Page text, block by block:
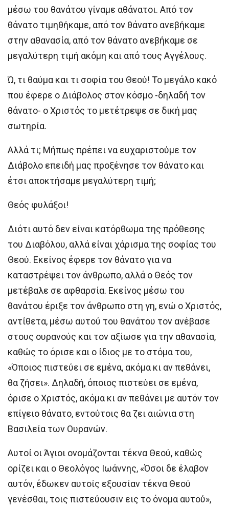
μέσω του θανάτου γίναμε αθάνατοι. Από τον
θάνατο τιμηθήκαμε, από τον θάνατο ανεβήκαμε
στην αθανασία, από τον θάνατο ανεβήκαμε σε
μεγαλύτερη τιμή ακόμη και από τους Αγγέλους.
Ώ, τι θαύμα και τι σοφία του Θεού! Το μεγάλο κακό
που έφερε ο Διάβολος στον κόσμο -δηλαδή τον
θάνατο- ο Χριστός το μετέτρεψε σε δική μας
σωτηρία.
Αλλά τι; Μήπως πρέπει να ευχαριστούμε τον
Διάβολο επειδή μας προξένησε τον θάνατο και
έτσι αποκτήσαμε μεγαλύτερη τιμή;
Θεός φυλάξοι!
Διότι αυτό δεν είναι κατόρθωμα της πρόθεσης
του Διαβόλου, αλλά είναι χάρισμα της σοφίας του
Θεού. Εκείνος έφερε τον θάνατο για να
καταστρέψει τον άνθρωπο, αλλά ο Θεός τον
μετέβαλε σε αφθαρσία. Εκείνος μέσω του
θανάτου έριξε τον άνθρωπο στη γη, ενώ ο Χριστός,
αντίθετα, μέσω αυτού του θανάτου τον ανέβασε
στους ουρανούς και τον αξίωσε για την αθανασία,
καθώς το όρισε και ο ίδιος με το στόμα του,
«Όποιος πιστεύει σε εμένα, ακόμα κι αν πεθάνει,
θα ζήσει». Δηλαδή, όποιος πιστεύει σε εμένα,
όρισε ο Χριστός, ακόμα κι αν πεθάνει με αυτόν τον
επίγειο θάνατο, εντούτοις θα ζει αιώνια στη
Βασιλεία των Ουρανών.
Αυτοί οι Άγιοι ονομάζονται τέκνα Θεού, καθώς
ορίζει και ο Θεολόγος Ιωάννης, «Όσοι δε έλαβον
αυτόν, έδωκεν αυτοίς εξουσίαν τέκνα Θεού
γενέσθαι, τοις πιστεύουσιν εις το όνομα αυτού»,